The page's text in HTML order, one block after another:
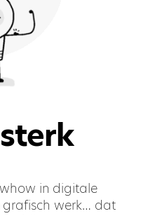
in digitale
grafisch werk… dat